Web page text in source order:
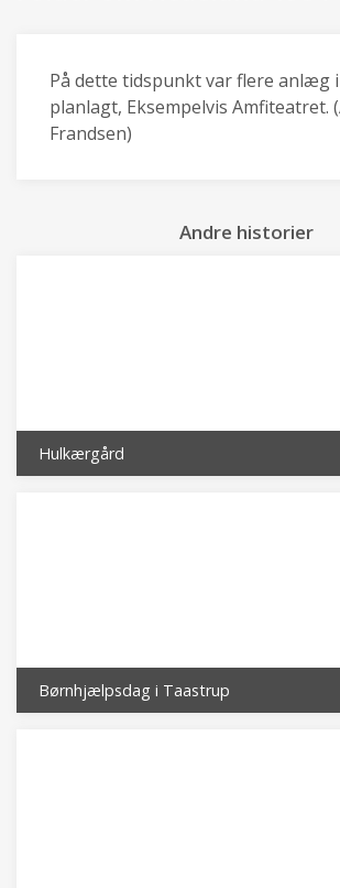
På dette tidspunkt var flere anlæg
planlagt, Eksempelvis Amfiteatret.
Frandsen)
Andre historier
Hulkærgård
Børnhjælpsdag i Taastrup